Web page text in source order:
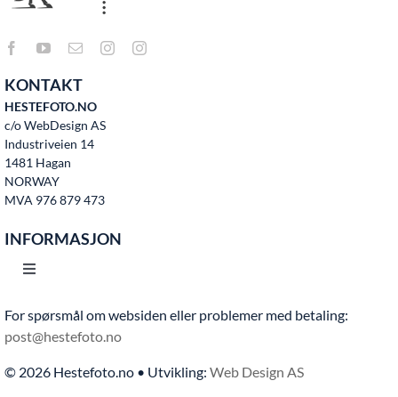
KONTAKT
HESTEFOTO.NO
c/o WebDesign AS
Industriveien 14
1481 Hagan
NORWAY
MVA 976 879 473
INFORMASJON
Toggle
Hjem
Bruksvilkår
For spørsmål om websiden eller problemer med betaling:
post@hestefoto.no
© 2026 Hestefoto.no • Utvikling: Web Design AS